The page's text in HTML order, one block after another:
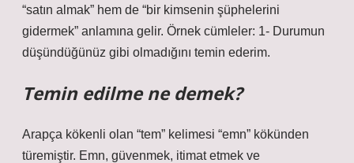
“satın almak” hem de “bir kimsenin şüphelerini
gidermek” anlamına gelir. Örnek cümleler: 1- Durumun
düşündüğünüz gibi olmadığını temin ederim.
Temin edilme ne demek?
Arapça kökenli olan “tem” kelimesi “emn” kökünden
türemiştir. Emn, güvenmek, itimat etmek ve